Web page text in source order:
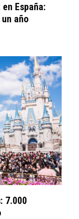
España:
año
7.000